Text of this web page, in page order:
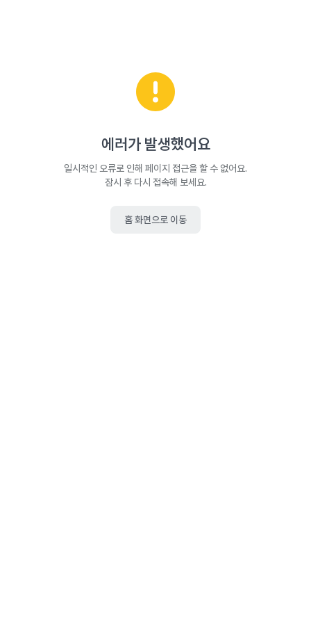
에러가 발생했어요
일시적인 오류로 인해 페이지 접근을 할 수 없어요.
잠시 후 다시 접속해 보세요.
홈 화면으로 이동